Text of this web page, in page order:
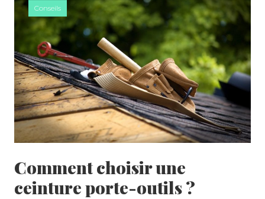
Conseils
Comment choisir une
ceinture porte-outils ?